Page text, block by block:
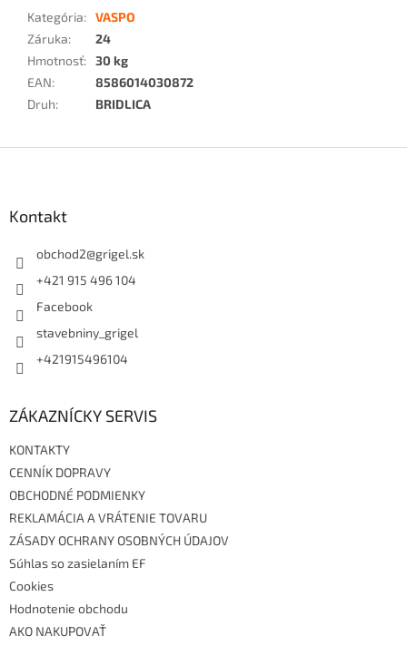
Kategória: VASPO
Záruka:
24
Hmotnosť: 30 kg
EAN:
8586014030872
Druh: BRIDLICA
Kontakt
obchod2@grigel.sk
+421 915 496 104
Facebook
stavebniny_grigel
+421915496104
ZÁKAZNÍCKY SERVIS
KONTAKTY
CENNÍK DOPRAVY
OBCHODNÉ PODMIENKY
REKLAMÁCIA A VRÁTENIE TOVARU
ZÁSADY OCHRANY OSOBNÝCH ÚDAJOV
Súhlas so zasielaním EF
Cookies
Hodnotenie obchodu
AKO NAKUPOVAŤ